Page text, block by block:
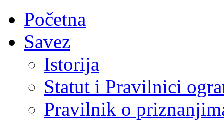
Početna
Savez
Istorija
Statut i Pravilnici
Pravilnik o